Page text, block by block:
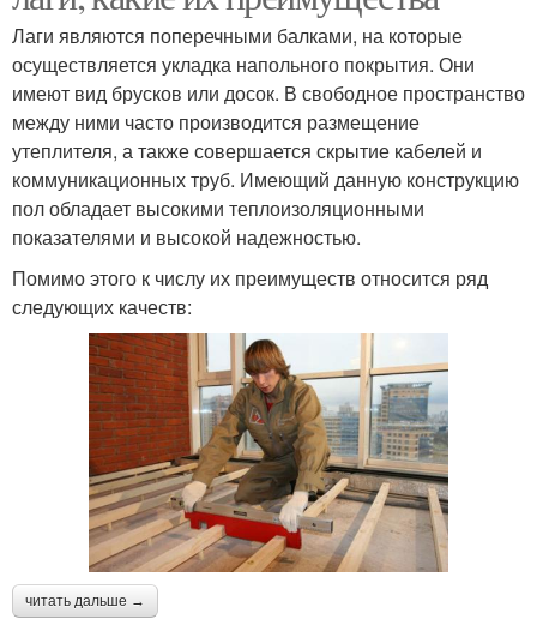
Лаги являются поперечными балками, на которые
осуществляется укладка напольного покрытия. Они
имеют вид брусков или досок. В свободное пространство
между ними часто производится размещение
утеплителя, а также совершается скрытие кабелей и
коммуникационных труб. Имеющий данную конструкцию
пол обладает высокими теплоизоляционными
показателями и высокой надежностью.
Помимо этого к числу их преимуществ относится ряд
следующих качеств:
читать дальше →